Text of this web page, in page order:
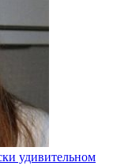
удивительном